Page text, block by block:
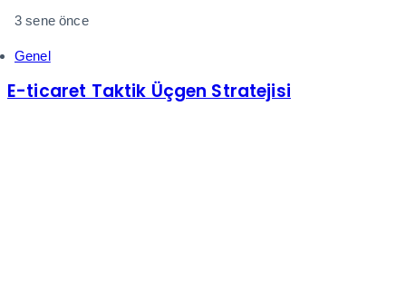
3 sene önce
Genel
E-ticaret Taktik Üçgen Stratejisi